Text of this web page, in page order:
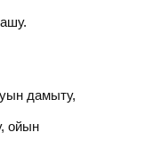
дамыту,
ойын